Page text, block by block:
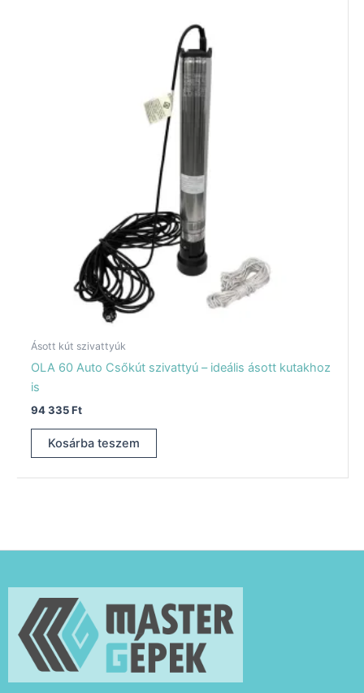
Ásott kút szivattyúk
OLA 60 Auto Csőkút szivattyú – ideális ásott kutakhoz
is
94 335Ft
Kosárba teszem